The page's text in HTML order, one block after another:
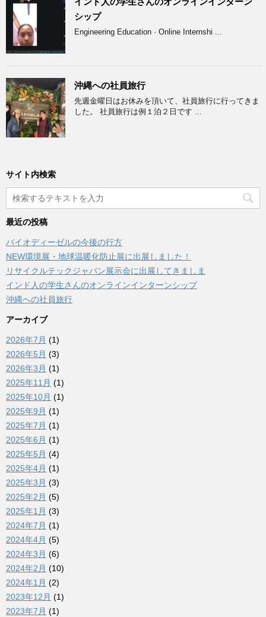
シップ
Engineering Education · Online Internshi ...
沖縄への社員旅行
先週金曜日はお休みを頂いて、社員旅行に行ってきま
した。 社員旅行は例１泊２日です ...
サイト内検索
最近の投稿
バイオディーゼルの今後の行方
NEW環境展・地球温暖化防止展に出展しました！
リサイクルテックジャパン展示会に出展してきましま
インド人の学生さんのオンラインインターンシップ
沖縄への社員旅行
アーカイブ
2026年7月 (1)
2026年5月 (3)
2026年3月 (1)
2025年11月 (1)
2025年10月 (1)
2025年9月 (1)
2025年7月 (1)
2025年6月 (1)
2025年5月 (4)
2025年4月 (1)
2025年3月 (3)
2025年2月 (5)
2025年1月 (3)
2024年7月 (1)
2024年4月 (5)
2024年3月 (6)
2024年2月 (10)
2024年1月 (2)
2023年12月 (1)
2023年7月 (1)